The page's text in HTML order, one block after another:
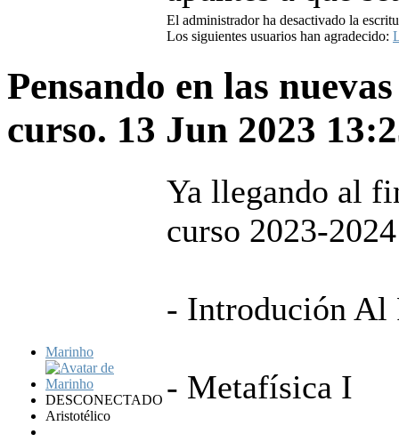
El administrador ha desactivado la
Los siguientes usuarios han agradecido:
Pensando en las
curso. 13 Jun 2023
Marinho
DESCONECTADO
Aristotélico
Ya llegando al
curso 2023-
- Introdución Al
- Metafísica I